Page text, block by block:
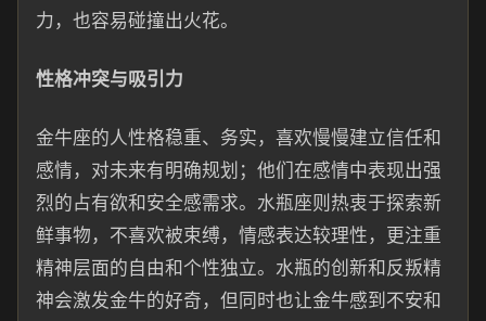
力，也容易碰撞出火花。
性格冲突与吸引力
金牛座的人性格稳重、务实，喜欢慢慢建立信任和
感情，对未来有明确规划；他们在感情中表现出强
烈的占有欲和安全感需求。水瓶座则热衷于探索新
鲜事物，不喜欢被束缚，情感表达较理性，更注重
精神层面的自由和个性独立。水瓶的创新和反叛精
神会激发金牛的好奇，但同时也让金牛感到不安和